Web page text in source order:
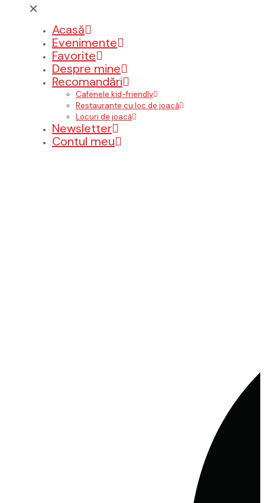
✕
Acasă
Evenimente
Favorite
Despre mine
Recomandări
Cafenele kid-friendly
Restaurante cu loc de joacă
Locuri de joacă
Newsletter
Contul meu